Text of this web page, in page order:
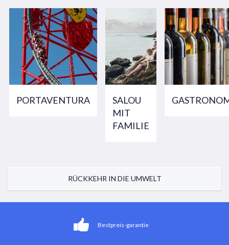
PORTAVENTURA
SALOU
MIT
FAMILIE
RÜCKKEHR IN DIE UMWELT
Bestpreis-garantie